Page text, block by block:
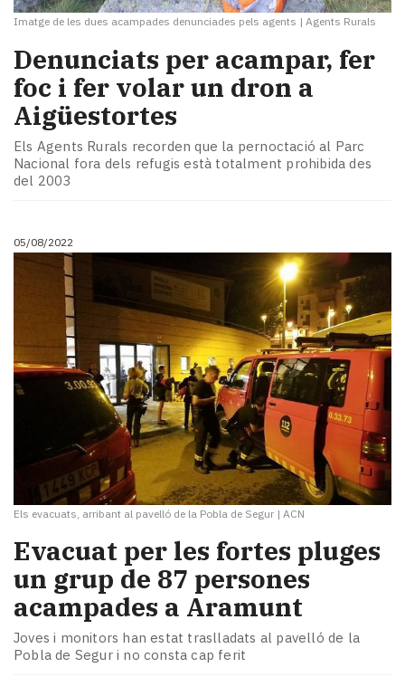
Imatge de les dues acampades denunciades pels agents | Agents Rurals
Denunciats per acampar, fer
foc i fer volar un dron a
Aigüestortes
Els Agents Rurals recorden que la pernoctació al Parc
Nacional fora dels refugis està totalment prohibida des
del 2003
05/08/2022
Els evacuats, arribant al pavelló de la Pobla de Segur | ACN
Evacuat per les fortes pluges
un grup de 87 persones
acampades a Aramunt
Joves i monitors han estat traslladats al pavelló de la
Pobla de Segur i no consta cap ferit